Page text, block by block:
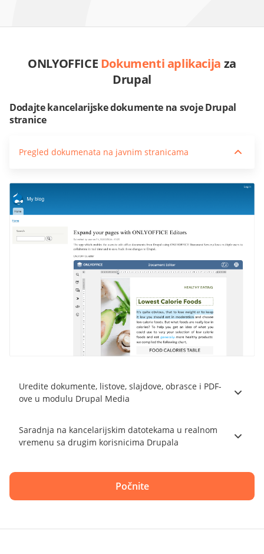
ONLYOFFICE Dokumenti aplikacija za
Drupal
Dodajte kancelarijske dokumente na svoje Drupal
stranice
Pregled dokumenata na javnim stranicama
Uredite dokumente, listove, slajdove, obrasce i PDF-
ove u modulu Drupal Media
Saradnja na kancelarijskim datotekama u realnom
vremenu sa drugim korisnicima Drupala
Počnite